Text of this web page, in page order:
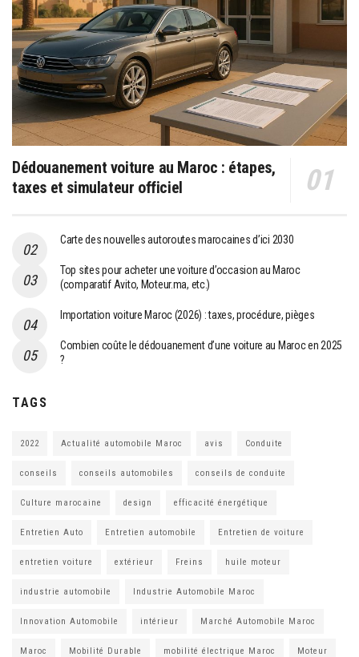
Dédouanement voiture au Maroc : étapes,
taxes et simulateur officiel
Carte des nouvelles autoroutes marocaines d’ici 2030
Top sites pour acheter une voiture d’occasion au Maroc
(comparatif Avito, Moteur.ma, etc.)
Importation voiture Maroc (2026) : taxes, procédure, pièges
Combien coûte le dédouanement d’une voiture au Maroc en 2025
?
TAGS
2022 Actualité automobile Maroc avis Conduite
conseils conseils automobiles conseils de conduite
Culture marocaine design efficacité énergétique
Entretien Auto Entretien automobile Entretien de voiture
entretien voiture extérieur Freins huile moteur
industrie automobile Industrie Automobile Maroc
Innovation Automobile intérieur Marché Automobile Maroc
Maroc Mobilité Durable mobilité électrique Maroc Moteur